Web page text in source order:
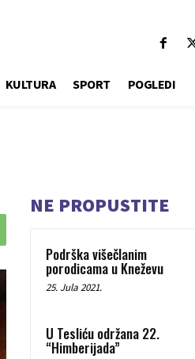
KULTURA SPORT POGLEDI
NE PROPUSTITE
Podrška višečlanim
porodicama u Kneževu
25. Jula 2021.
U Tesliću održana 22.
“Himberijada”